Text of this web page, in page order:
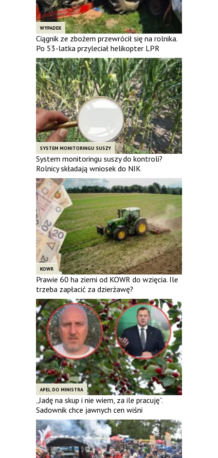
WYPADEK
Ciągnik ze zbożem przewrócił się na rolnika.
Po 53-latka przyleciał helikopter LPR
SYSTEM MONITORINGU SUSZY
System monitoringu suszy do kontroli?
Rolnicy składają wniosek do NIK
KOWR
Prawie 60 ha ziemi od KOWR do wzięcia. Ile
trzeba zapłacić za dzierżawę?
APEL DO MINISTRA
„Jadę na skup i nie wiem, za ile pracuję”.
Sadownik chce jawnych cen wiśni